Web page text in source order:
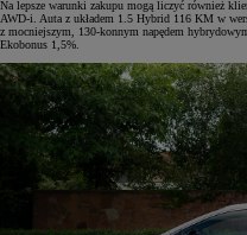
Na lepsze warunki zakupu mogą liczyć również
AWD-i. Auta z układem 1.5 Hybrid 116 KM w
z mocniejszym, 130-konnym napędem
Ekobonus 1,5%.